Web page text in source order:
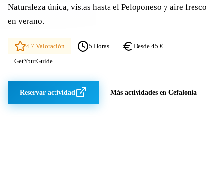
Naturaleza única, vistas hasta el Peloponeso y aire fresco
en verano.
4.7 Valoración 5 Horas Desde 45 €
GetYourGuide
Reservar actividad Más actividades en Cefalonia